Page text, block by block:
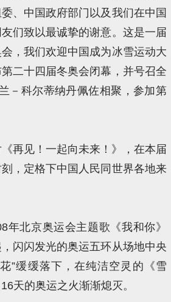
、中国政府部门以及我们在中国
们致以最诚挚的谢意。这是一届
，我们欢迎中国成为冰雪运动大
二十四届冬奥会闭幕，并号召全
－科尔蒂纳丹佩佐相聚，参加第
再见！一起向未来！》，在本届
，定格下中国人民同世界各地来
年北京奥运会主题歌《我和你》
闪闪发光的奥运五环从场地中央
”缓缓落下，在纯洁空灵的《雪
天的奥运之火渐渐熄灭。